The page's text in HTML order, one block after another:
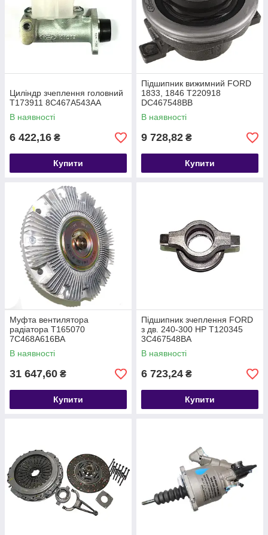
Циліндр зчеплення головний
T173911 8C467A543AA
В наявності
6 422,16 ₴
Купити
Підшипник вижимний FORD
1833, 1846 T220918
DC467548BB
В наявності
9 728,82 ₴
Купити
Муфта вентилятора
радіатора T165070
7C468A616BA
В наявності
31 647,60 ₴
Купити
Підшипник зчеплення FORD
з дв. 240-300 HP T120345
3C467548BA
В наявності
6 723,24 ₴
Купити